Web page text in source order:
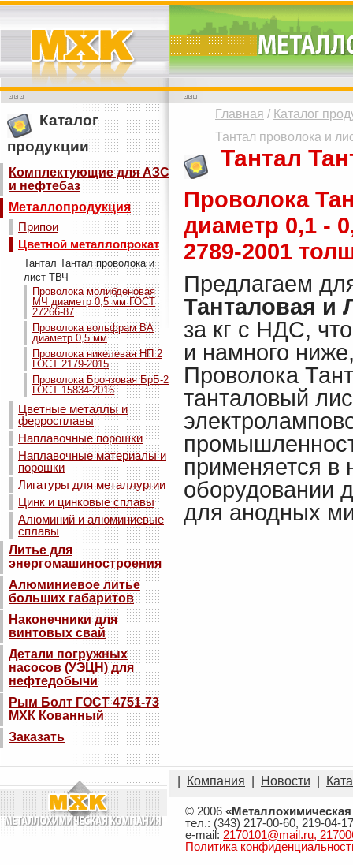
Каталог
продукции
Комплектующие для АЗС
и нефтебаз
Металлопродукция
Припои
Цветной металлопрокат
Тантал Тантал проволока и
лист ТВЧ
Проволока молибденовая
МЧ диаметр 0,5 мм ГОСТ
27266-87
Проволока вольфрам ВА
диаметр 0,5 мм
Проволока никелевая НП 2
ГОСТ 2179-2015
Проволока Бронзовая БрБ-2
ГОСТ 15834-2016
Цветные металлы и
ферросплавы
Наплавочные порошки
Наплавочные материалы и
порошки
Лигатуры для металлургии
Цинк и цинковые сплавы
Алюминий и алюминиевые
сплавы
Литье для
энергомашиностроения
Алюминиевое литье
больших габаритов
Наконечники для
винтовых свай
Детали погружных
насосов (УЭЦН) для
нефтедобычи
Рым Болт ГОСТ 4751-73
МХК Кованный
Заказать
Главная / Каталог
Тантал проволока и
Тантал
Проволока
диаметр 0,1 -
2789-2001
Предлагаем
Танталовая и
за кг с НДС,
и намного
Проволока
танталовый
применяется в
оборудовании
для анодных
Компания Новости
© 2006
тел.: (343) 217-00-60, 219-04-
e-mail: 2170101@mail.ru,
Политика